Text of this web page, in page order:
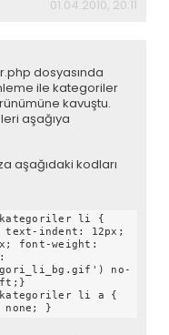
01.04.2010, 20:11
dosyasında
ile kategoriler
kavuştu.
aşağıya
aşağıdaki kodları
li {
indent: 12px;
font-weight:
no-
li a {
none; }